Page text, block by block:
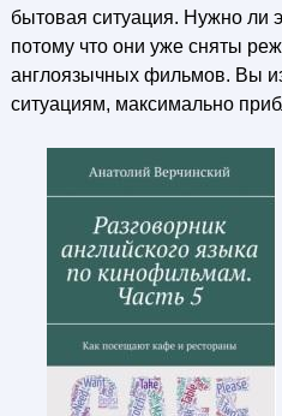
бытовая ситуация. Нужно ли
потому что они уже сняты
англоязычных фильмов. Вы
ситуациям, максимально